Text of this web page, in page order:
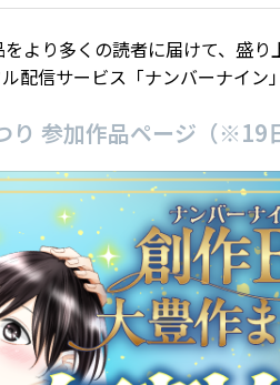
より多くの読者に届けて、盛
配信サービス「ナンバーナイン
り 参加作品ページ（※19